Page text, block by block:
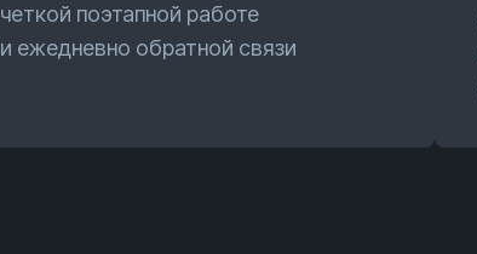
четкой поэтапной работе
и ежедневно обратной связи